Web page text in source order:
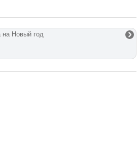
на Новый год